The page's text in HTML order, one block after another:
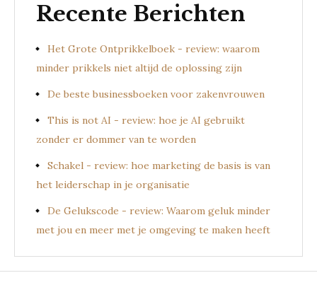
Recente Berichten
Het Grote Ontprikkelboek - review: waarom
minder prikkels niet altijd de oplossing zijn
De beste businessboeken voor zakenvrouwen
This is not AI - review: hoe je AI gebruikt
zonder er dommer van te worden
Schakel - review: hoe marketing de basis is van
het leiderschap in je organisatie
De Gelukscode - review: Waarom geluk minder
met jou en meer met je omgeving te maken heeft